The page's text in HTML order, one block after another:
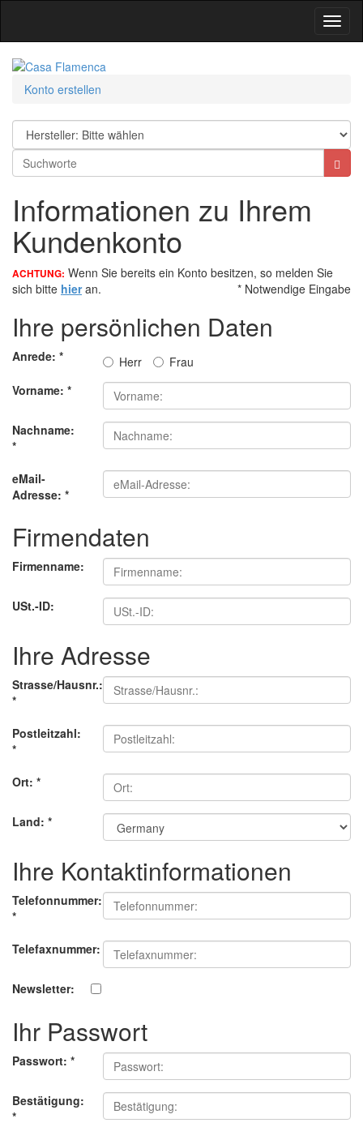
Konto erstellen
Informationen zu Ihrem
Kundenkonto
ACHTUNG: Wenn Sie bereits ein Konto besitzen, so melden Sie
sich bitte hieran. * Notwendige Eingabe
Ihre persönlichen Daten
Anrede: * Herr
Frau
Vorname: *
Nachname:
*
eMail-
Adresse: *
Firmendaten
Firmenname:
USt.-ID:
Ihre Adresse
Strasse/Hausnr.:
*
Postleitzahl:
*
Ort: *
Land: *
Ihre Kontaktinformationen
Telefonnummer:
*
Telefaxnummer:
Newsletter:
Ihr Passwort
Passwort: *
Bestätigung:
*